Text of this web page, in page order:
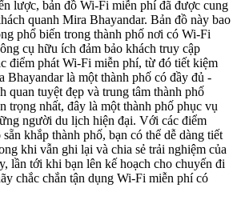
lược, bản đồ Wi-Fi miễn phí đã được cung
quanh Mira Bhayandar. Bản đồ này bao
phổ biến trong thành phố nơi có Wi-Fi
cụ hữu ích đảm bảo khách truy cập
điểm phát Wi-Fi miễn phí, từ đó tiết kiệm
là một thành phố có đầy đủ -
quan tuyệt đẹp và trung tâm thành phố
trọng nhất, đây là một thành phố phục vụ
người du lịch hiện đại. Với các điểm
khắp thành phố, bạn có thể dễ dàng tiết
khi vẫn ghi lại và chia sẻ trải nghiệm của
lần tới khi bạn lên kế hoạch cho chuyến đi
chắc chắn tận dụng Wi-Fi miễn phí có